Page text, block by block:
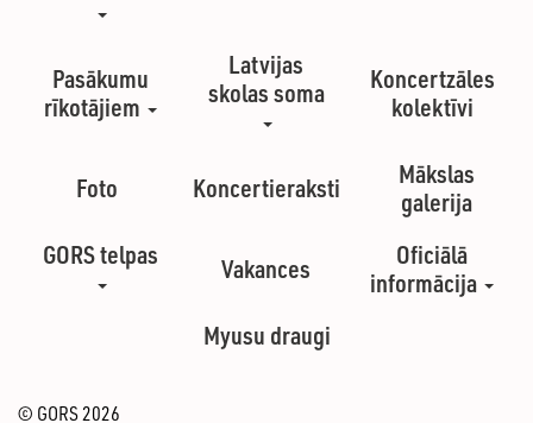
Pasākumu
rīkotājiem
Latvijas
skolas soma
Koncertzāles
kolektīvi
Foto Koncertieraksti
Mākslas
galerija
GORS telpas
Vakances
Oficiālā
informācija
Myusu draugi
© GORS 2026